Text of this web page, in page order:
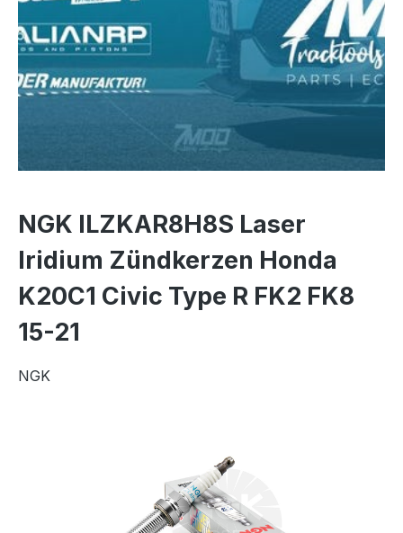
NGK ILZKAR8H8S Laser
Iridium Zündkerzen Honda
K20C1 Civic Type R FK2 FK8
15-21
NGK